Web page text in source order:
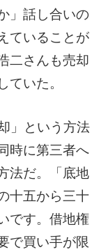
」話し合いの
ていることが
二さんも売却
いた。
」という方法
時に第三者へ
法だ。「底地
十五から三十
です。借地権
で買い手が限